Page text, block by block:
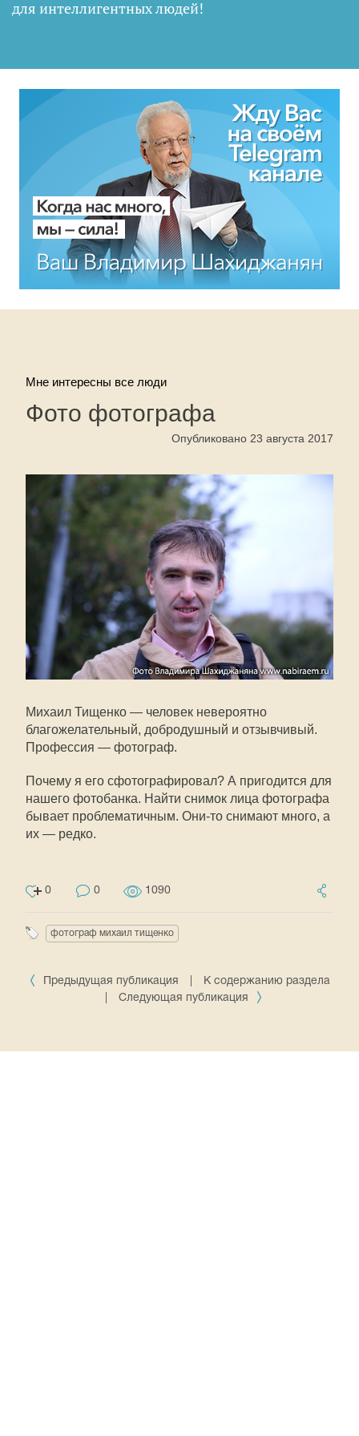
для интеллигентных людей!
Мне интересны все люди
Фото фотографа
Опубликовано 23 августа 2017
Михаил Тищенко — человек невероятно
благожелательный, добродушный и отзывчивый.
Профессия — фотограф.
Почему я его сфотографировал? А пригодится для
нашего фотобанка. Найти снимок лица фотографа
бывает проблематичным. Они-то снимают много, а
их — редко.
0 0 1090
фотограф михаил тищенко
Предыдущая публикация
К содержанию раздела
Следующая публикация